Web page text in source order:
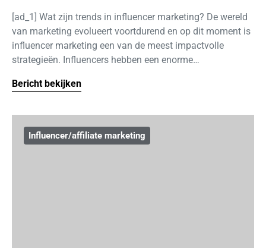
[ad_1] Wat zijn trends in influencer marketing? De wereld
van marketing evolueert voortdurend en op dit moment is
influencer marketing een van de meest impactvolle
strategieën. Influencers hebben een enorme…
Bericht bekijken
Influencer/affiliate marketing